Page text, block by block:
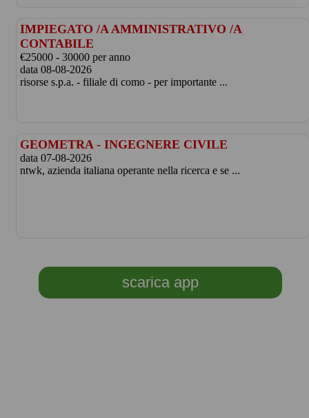
IMPIEGATO /A AMMINISTRATIVO /A
CONTABILE
€25000 - 30000 per anno
data 08-08-2026
risorse s.p.a. - filiale di como - per importante ...
GEOMETRA - INGEGNERE CIVILE
data 07-08-2026
ntwk, azienda italiana operante nella ricerca e se ...
scarica app